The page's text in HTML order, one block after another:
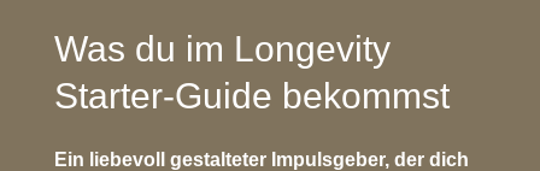
Was du im Longevity
Starter-Guide bekommst
Ein liebevoll gestalteter Impulsgeber, der dich